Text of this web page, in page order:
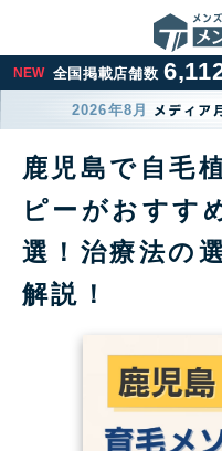
NEW 全国掲載店舗数
2026年8月
鹿児島で自毛
ピーがおすす
選！治療法の
解説！